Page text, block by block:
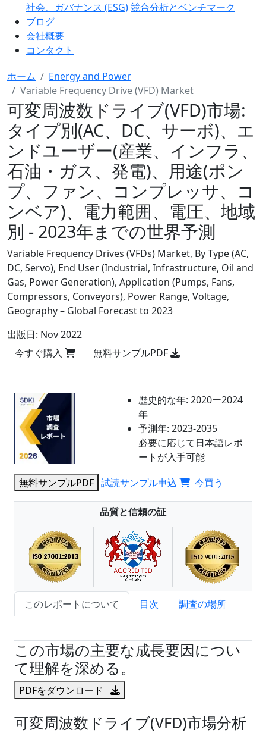
社会、ガバナンス (ESG)競合分析とベンチマーク
ブログ
会社概要
コンタクト
ホーム
Energy and Power
Variable Frequency Drive (VFD) Market
可変周波数ドライブ(VFD)市場:
タイプ別(AC、DC、サーボ)、エ
ンドユーザー(産業、インフラ、
石油・ガス、発電)、用途(ポン
プ、ファン、コンプレッサ、コ
ンベア)、電力範囲、電圧、地域
別 - 2023年までの世界予測
Variable Frequency Drives (VFDs) Market, By Type (AC,
DC, Servo), End User (Industrial, Infrastructure, Oil and
Gas, Power Generation), Application (Pumps, Fans,
Compressors, Conveyors), Power Range, Voltage,
Geography – Global Forecast to 2023
出版日: Nov 2022
今すぐ購入
無料サンプルPDF
歴史的な年: 2020ー2024
年
予測年: 2023-2035
必要に応じて日本語レポ
ートが入手可能
無料サンプルPDF 試読サンプル申込 今買う
品質と信頼の証
このレポートについて 目次
調査の場所
この市場の主要な成長要因につい
て理解を深める。
PDFをダウンロード
可変周波数ドライブ(VFD)市場分析